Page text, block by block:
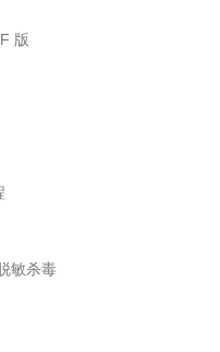
版
敏杀毒